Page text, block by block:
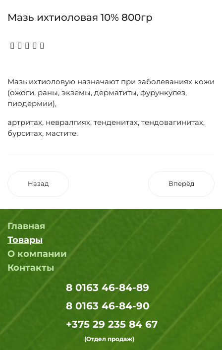
Мазь ихтиоловая 10% 800гр
Мазь ихтиоловую назначают при заболеваниях кожи
(ожоги, раны, экземы, дерматиты, фурункулез,
пиодермии),
артритах, невралгиях, тенденитах, тендовагинитах,
бурситах, мастите.
Назад Вперёд
Главная
Товары
О компании
Контакты
8 0163 46-84-89
8 0163 46-84-90
+375 29 235 84 67
(Отдел продаж)